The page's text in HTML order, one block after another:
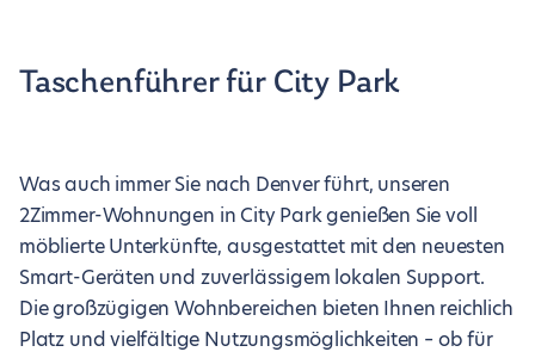
Taschenführer für City Park
Was auch immer Sie nach Denver führt, unseren
2Zimmer-Wohnungen in City Park genießen Sie voll
möblierte Unterkünfte, ausgestattet mit den neuesten
Smart-Geräten und zuverlässigem lokalen Support.
Die großzügigen Wohnbereichen bieten Ihnen reichlich
Platz und vielfältige Nutzungsmöglichkeiten – ob für